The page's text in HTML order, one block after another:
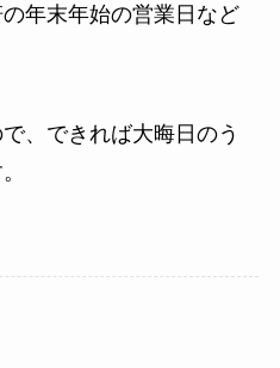
年末年始の営業日など
、できれば大晦日のう